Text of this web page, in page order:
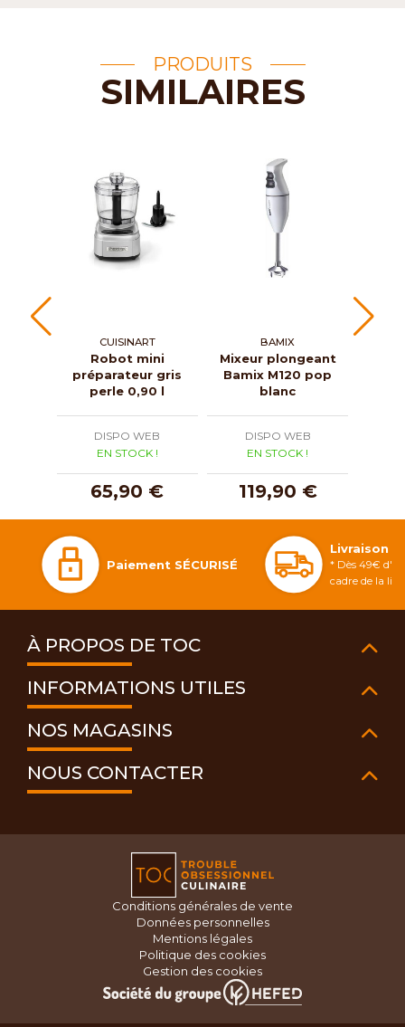
PRODUITS
SIMILAIRES
CUISINART
Robot mini
préparateur gris
perle 0,90 l
DISPO WEB
EN STOCK !
65,90 €
BAMIX
Mixeur plongeant
Bamix M120 pop
blanc
DISPO WEB
EN STOCK !
119,90 €
Paiement SÉCURISÉ
Livraison
* Dès 49€
cadre de la
À PROPOS DE TOC
INFORMATIONS UTILES
NOS MAGASINS
NOUS CONTACTER
Conditions générales de vente
Données personnelles
Mentions légales
Politique des cookies
Gestion des cookies